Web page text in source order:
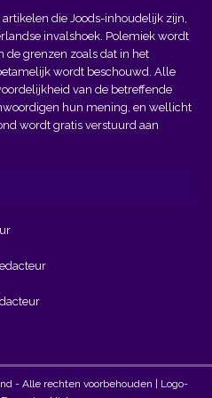
die Joods-inhoudelijk zijn,
invalshoek. Polemiek wordt
de grenzen zoals dat in het
wordt beschouwd. Alle
van de betreffende
hun mening, en wellicht
wordt gratis verstuurd aan
- Alle rechten voorbehouden | Logo-